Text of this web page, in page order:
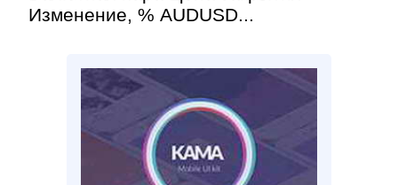
Изменение, % AUDUSD...
Контакт»